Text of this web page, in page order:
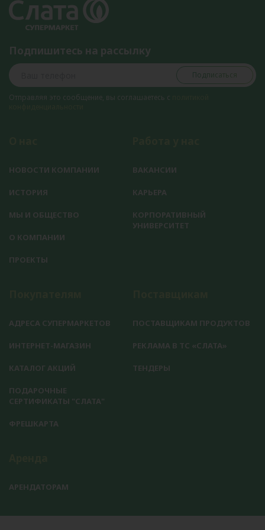
Подпишитесь на рассылку
Подписаться
Отправляя это сообщение, вы соглашаетесь с
НОВОСТИ КОМПАНИИ
ИСТОРИЯ
МЫ И ОБЩЕСТВО
О КОМПАНИИ
ПРОЕКТЫ
ВАКАНСИИ
КАРЬЕРА
КОРПОРАТИВНЫЙ
УНИВЕРСИТЕТ
АДРЕСА СУПЕРМАРКЕТОВ
ИНТЕРНЕТ-МАГАЗИН
КАТАЛОГ АКЦИЙ
ПОДАРОЧНЫЕ
СЕРТИФИКАТЫ "СЛАТА"
ФРЕШКАРТА
ПОСТАВЩИКАМ ПРОДУКТОВ
РЕКЛАМА В ТС «СЛАТА»
ТЕНДЕРЫ
АРЕНДАТОРАМ